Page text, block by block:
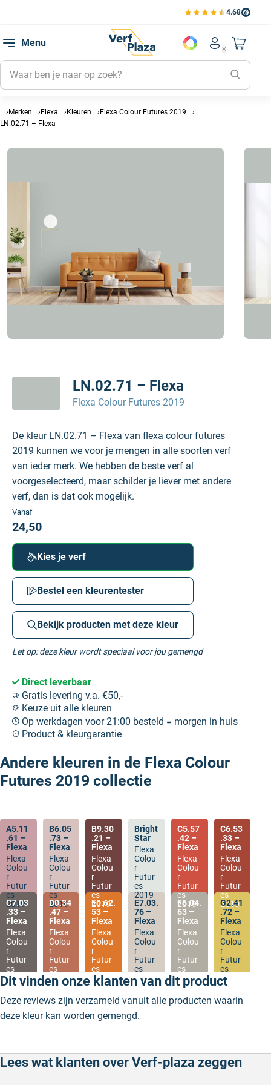
4.68
Bekijk de verfplaza
Menu
Account
Mijn
Mijn
Mijn
Naar
Merken Flexa Kleuren
Flexa Colour Futures 2019
LN.02.71 – Flexa
LN.02.71 – Flexa
Flexa Colour Futures 2019
De kleur LN.02.71 – Flexa van flexa colour futures
2019 kunnen we voor je mengen in alle soorten verf
van ieder merk. We hebben de beste verf al
voorgeselecteerd, maar schilder je liever met andere
verf, dan is dat ook mogelijk.
Vanaf
24,50
Kies je verf
Bestel een kleurentester
Bekijk producten met deze kleur
Let op: deze kleur wordt speciaal voor jou gemengd
Direct leverbaar
Gratis levering v.a. €50,-
Keuze uit alle kleuren
Op werkdagen voor 21:00 besteld = morgen in huis
Product & kleurgarantie
Andere kleuren in de Flexa Colour
Futures 2019 collectie
A5.11
.61 –
Flexa
Flexa
Colou
r
Futur
es
2019
B6.05
.73 –
Flexa
Flexa
Colou
r
Futur
es
2019
B9.30
.21 –
Flexa
Flexa
Colou
r
Futur
es
2019
Bright
Star
Flexa
Colou
r
Futur
es
2019
C5.57
.42 –
Flexa
Flexa
Colou
r
Futur
es
2019
C6.53
.33 –
Flexa
Flexa
Colou
r
Futur
es
2019
C7.03
.33 –
Flexa
Flexa
Colou
r
Futur
es
2019
D0.34
.47 –
Flexa
Flexa
Colou
r
Futur
es
2019
E0.62.
53 –
Flexa
Flexa
Colou
r
Futur
es
2019
E7.03.
76 –
Flexa
Flexa
Colou
r
Futur
es
2019
F6.04.
63 –
Flexa
Flexa
Colou
r
Futur
es
2019
G2.41
.72 –
Flexa
Flexa
Colou
r
Futur
es
2019
Dit vinden onze klanten van dit product
Deze reviews zijn verzameld vanuit alle producten waarin
deze kleur kan worden gemengd.
Lees wat klanten over Verf-plaza zeggen